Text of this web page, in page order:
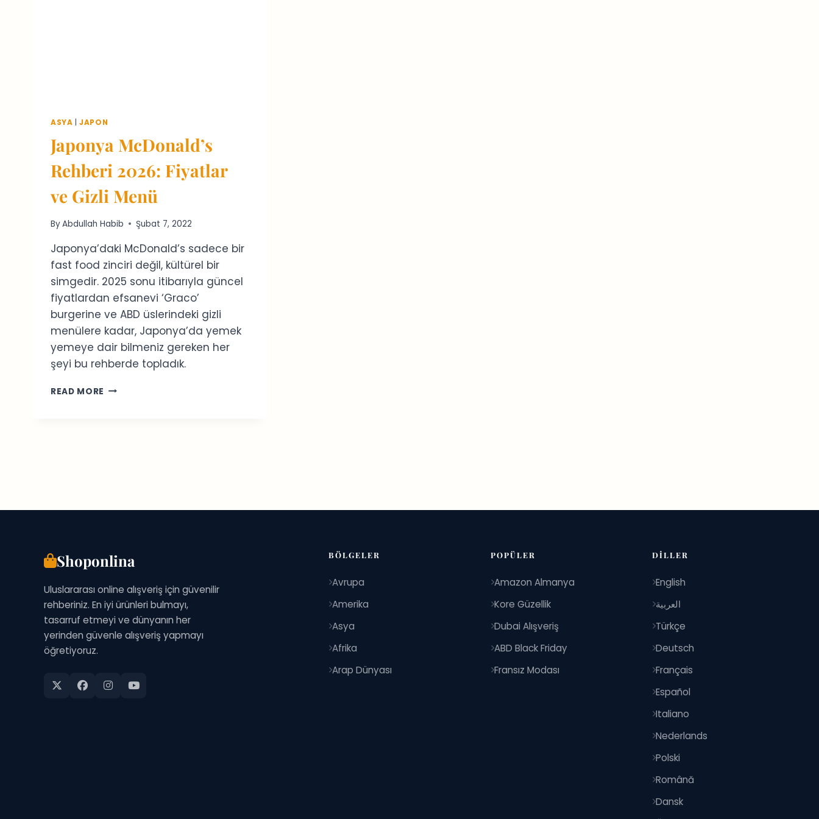
ASYA |JAPON
Japonya McDonald’s
Rehberi 2026: Fiyatlar
ve Gizli Menü
ByAbdullah Habib Şubat 7, 2022
Japonya’daki McDonald’s sadece bir
fast food zinciri değil, kültürel bir
simgedir. 2025 sonu itibarıyla güncel
fiyatlardan efsanevi ‘Graco’
burgerine ve ABD üslerindeki gizli
menülere kadar, Japonya’da yemek
yemeye dair bilmeniz gereken her
şeyi bu rehberde topladık.
READ MORE JAPONYA
Shoponlina
Uluslararası online alışveriş için güvenilir
rehberiniz. En iyi ürünleri bulmayı,
tasarruf etmeyi ve dünyanın her
yerinden güvenle alışveriş yapmayı
öğretiyoruz.
BÖLGELER
Avrupa
Amerika
Asya
Afrika
Arap Dünyası
POPÜLER
Amazon Almanya
Kore Güzellik
Dubai Alışveriş
ABD Black Friday
Fransız Modası
DILLER
English
العربية
Türkçe
Deutsch
Français
Español
Italiano
Nederlands
Polski
Română
Dansk